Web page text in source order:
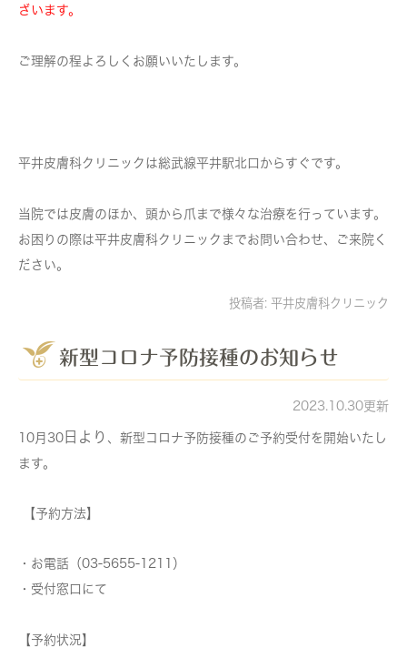
ざいます。
ご理解の程よろしくお願いいたします。
平井皮膚科クリニックは総武線平井駅北口からすぐです。
当院では皮膚のほか、頭から爪まで様々な治療を行っています。
お困りの際は平井皮膚科クリニックまでお問い合わせ、ご来院く
ださい。
投稿者: 平井皮膚科クリニック
新型コロナ予防接種のお知らせ
2023.10.30更新
10月30 日より 、新型コロナ予防接種のご予約受付を開始いたし
ます。
【予約方法】
・お電話（03-5655-1211）
・受付窓口にて
【予約状況】